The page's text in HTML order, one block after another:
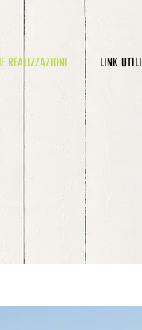
REALIZZAZIONI LINK UTILI